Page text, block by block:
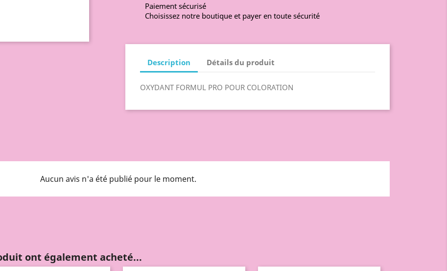
Paiement sécurisé
Choisissez notre boutique et payer en toute sécurité
Description Détails du produit
OXYDANT FORMUL PRO POUR COLORATION
Aucun avis n'a été publié pour le moment.
ont également acheté...